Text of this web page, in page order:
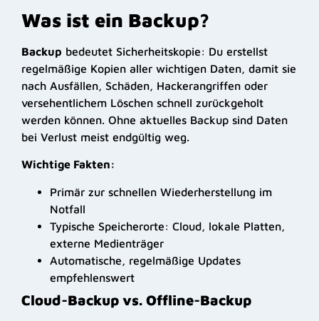
Was ist ein Backup?
Backup bedeutet Sicherheitskopie: Du erstellst
regelmäßige Kopien aller wichtigen Daten, damit sie
nach Ausfällen, Schäden, Hackerangriffen oder
versehentlichem Löschen schnell zurückgeholt
werden können. Ohne aktuelles Backup sind Daten
bei Verlust meist endgültig weg.
Wichtige Fakten:
Primär zur schnellen Wiederherstellung im
Notfall
Typische Speicherorte: Cloud, lokale Platten,
externe Medienträger
Automatische, regelmäßige Updates
empfehlenswert
Cloud-Backup vs. Offline-Backup